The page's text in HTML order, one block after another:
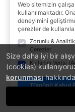
Size daha iyi bir
(cookies)
korunması
Web sitemizin
kullanılmaktadır.
deneyimini
çerezler de
Zorunlu & Analitik
Çerezler
Kullanıcı Verisi
Tümünü Kabul